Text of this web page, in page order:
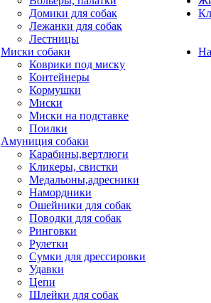
Домики для собак
Лежанки для собак
Лестницы
Миски собаки
Коврики под миску
Контейнеры
Кормушки
Миски
Миски на подставке
Поилки
Амуниция собаки
Карабины,вертлюги
Кликеры, свистки
Медальоны,адресники
Намордники
Ошейники для собак
Поводки для собак
Ринговки
Рулетки
Сумки для дрессировки
Удавки
Цепи
Шлейки для собак